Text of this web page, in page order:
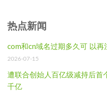
热点新闻
com和cn域名过期多久可 以再
2026-07-15
遭联合创始人百亿级减持后首
千亿